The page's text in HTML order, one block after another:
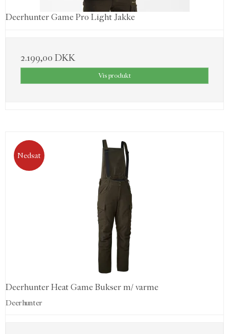
Deerhunter Game Pro Light Jakke
2.199,00 DKK
Vis produkt
Nedsat
Deerhunter Heat Game Bukser m/ varme
Deerhunter